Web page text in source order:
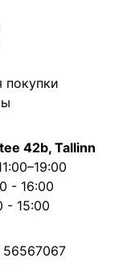
покупки
42b, Tallinn
- 16:00
- 15:00
56567067